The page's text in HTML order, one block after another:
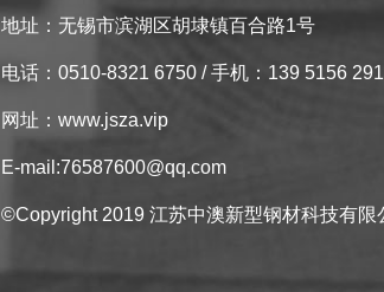
地址：无锡市滨湖区胡埭镇百合路1号
电话：0510-8321 6750 / 手机：139 5156
网址：www.jsza.vip
E-mail:76587600@qq.com
©Copyright 2019 江苏中澳新型钢材科技有限